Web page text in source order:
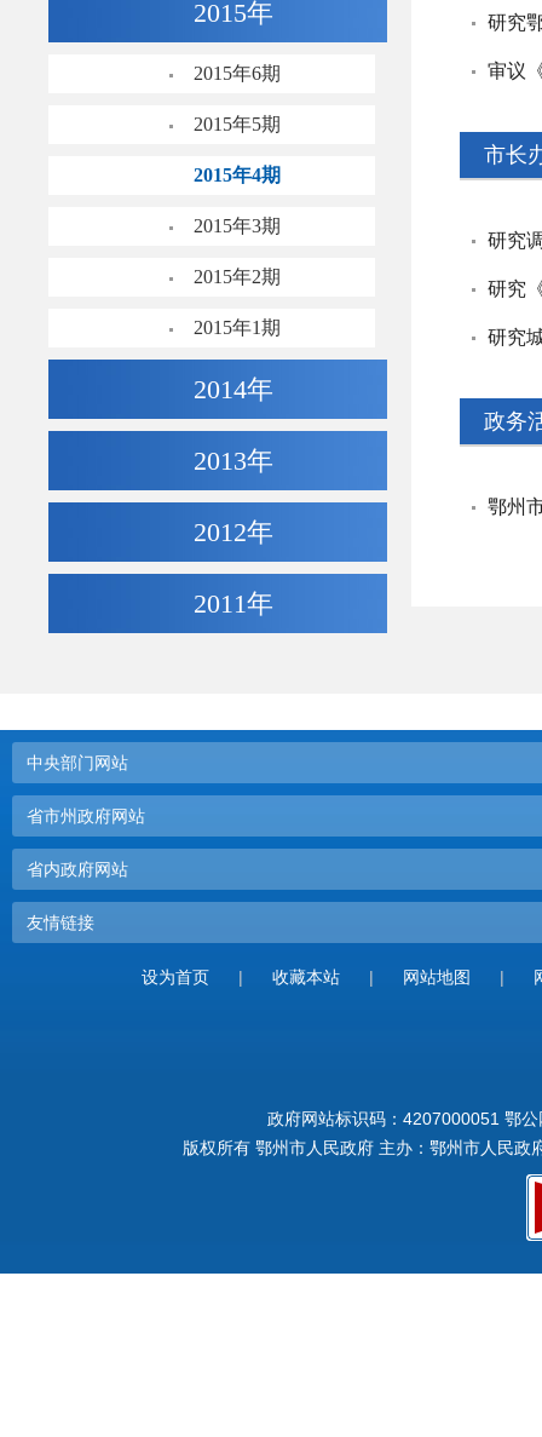
2015年
2015年6期
2015年5期
2015年4期
2015年3期
2015年2期
2015年1期
2014年
2013年
2012年
2011年
市长
研究
研究
政务
鄂州
中央部门网站
省市州政府网站
省内政府网站
友情链接
设为首页 | 收藏本站 | 网站地图 |
政府网站标识码：4207000051 鄂
版权所有 鄂州市人民政府 主办：鄂州市人民